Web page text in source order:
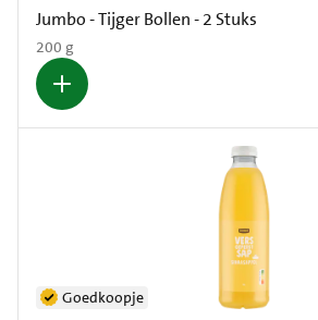
Jumbo - Tijger Bollen - 2 Stuks
200 g
Goedkoopje